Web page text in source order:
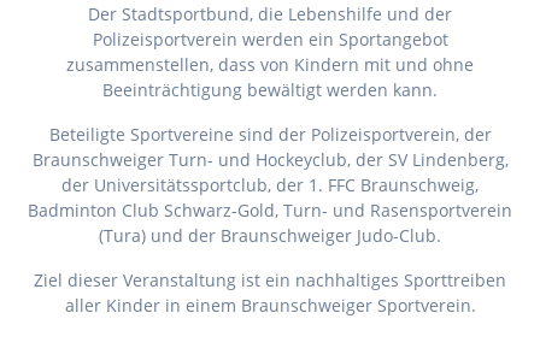
Der Stadtsportbund, die Lebenshilfe und der
Polizeisportverein werden ein Sportangebot
zusammenstellen, dass von Kindern mit und ohne
Beeinträchtigung bewältigt werden kann.
Beteiligte Sportvereine sind der Polizeisportverein, der
Braunschweiger Turn- und Hockeyclub, der SV Lindenberg,
der Universitätssportclub, der 1. FFC Braunschweig,
Badminton Club Schwarz-Gold, Turn- und Rasensportverein
(Tura) und der Braunschweiger Judo-Club.
Ziel dieser Veranstaltung ist ein nachhaltiges Sporttreiben
aller Kinder in einem Braunschweiger Sportverein.